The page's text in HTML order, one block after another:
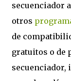
secuenciador
otros
de
gratuitos o de